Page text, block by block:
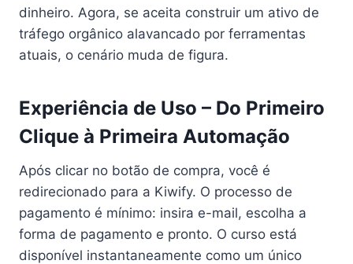
dinheiro. Agora, se aceita construir um ativo de
tráfego orgânico alavancado por ferramentas
atuais, o cenário muda de figura.
Experiência de Uso – Do Primeiro
Clique à Primeira Automação
Após clicar no botão de compra, você é
redirecionado para a Kiwify. O processo de
pagamento é mínimo: insira e-mail, escolha a
forma de pagamento e pronto. O curso está
disponível instantaneamente como um único